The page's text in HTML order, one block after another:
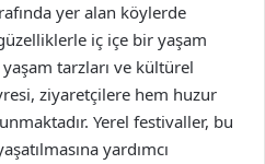
yer alan köylerde
iç içe bir yaşam
tarzları ve kültürel
ziyaretçilere hem huzur
Yerel festivaller, bu
yardımcı